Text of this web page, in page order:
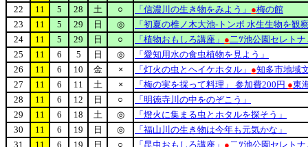
22
11 5 28 土 ○ 「信濃川の生き物をみよう」 ●梅の館
23
11 5 29 日 ◎
「初夏の椎ノ木大池-トンボ 水生生物を観
24
11 5 29 日 ○ 「植物おもしろ講座」 ●二ﾂ池公園セレト
25
11 6 5 日 ◎
「愛知用水の食虫植物を見よう」
26
11 6 10 金 × 「灯火の虫とヘイケホタル」 ●知多市地域
27
11 6 11 土 × 「梅の実を採って料理」 参加費200円 ●東
28
11 6 12 日 ○
「明徳寺川の中をのぞこう」
29
11 6 18 土 ◎
「燈火に集まる虫とホタルを探そう」
30
11 6 19 日 ◎
「福山川の生き物は今年も元気かな」
31
11 6 19 日 ○ 「昆虫おもしろ講座」 ●二ﾂ池公園セレト